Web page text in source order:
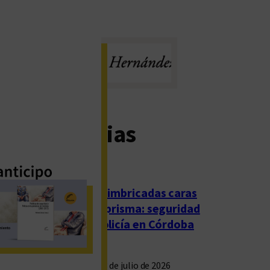
noticias
Las imbricadas caras
del prisma: seguridad
y policía en Córdoba
23 de julio de 2026